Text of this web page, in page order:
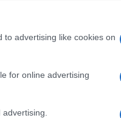
to advertising like cookies on
for online advertising
κι
πάνω από